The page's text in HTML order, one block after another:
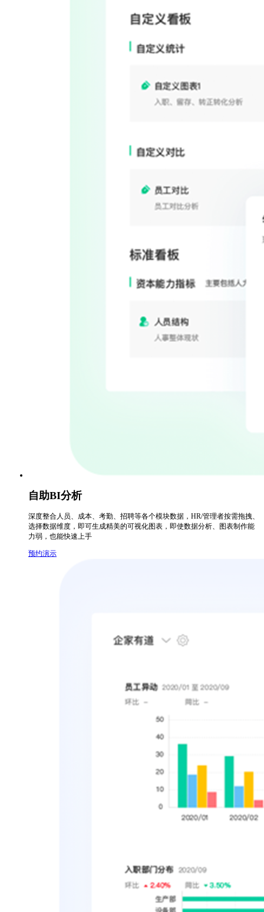
自助BI分析
深度整合人员、成本、考勤、招聘等各个模块数据，HR/管理者按需拖拽、
选择数据维度，即可生成精美的可视化图表，即使数据分析、图表制作能
力弱，也能快速上手
预约演示